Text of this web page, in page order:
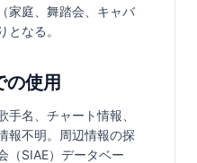
家庭、舞踏会、キャバ
となる。
の使用
名、チャート情報、
報不明。周辺情報の探
（SIAE）データベー